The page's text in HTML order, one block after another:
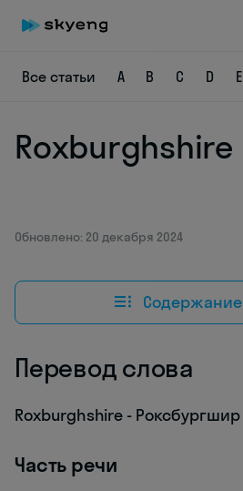
Все статьи A B C D E
Roxburghshire
Обновлено: 20 декабря 2024
Содержание
Перевод слова
Roxburghshire - Роксбургшир
Часть речи
Skyeng Chat